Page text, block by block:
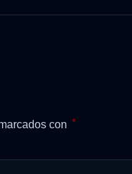
con *